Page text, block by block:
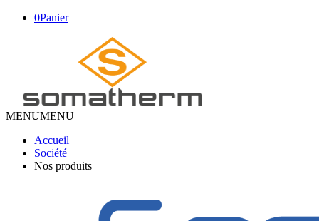
0Panier
MENUMENU
Accueil
Société
Nos produits